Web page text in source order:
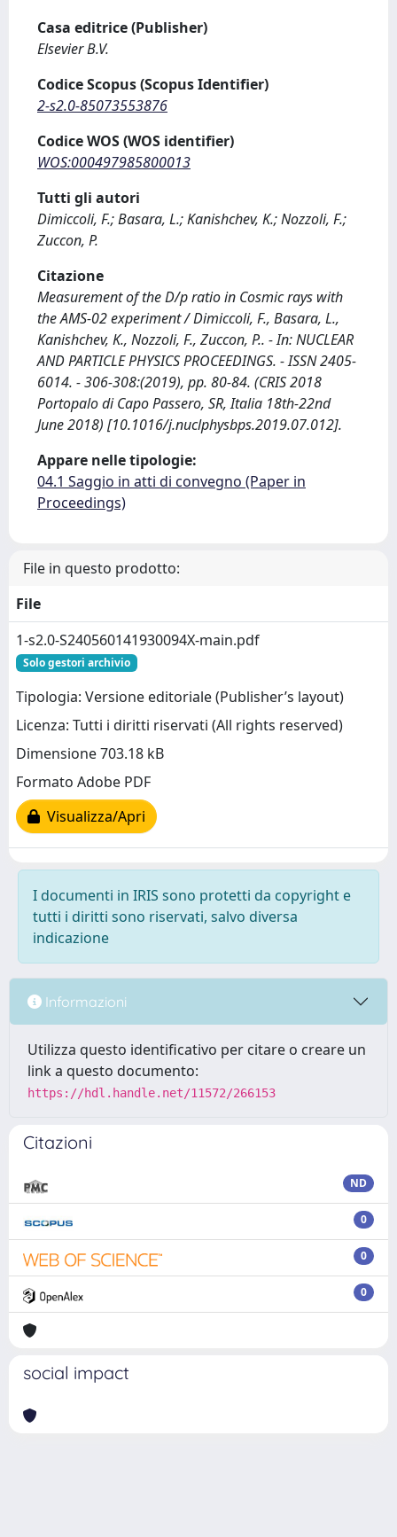
Casa editrice (Publisher)
Elsevier B.V.
Codice Scopus (Scopus Identifier)
2-s2.0-85073553876
Codice WOS (WOS identifier)
WOS:000497985800013
Tutti gli autori
Dimiccoli, F.; Basara, L.; Kanishchev, K.; Nozzoli, F.;
Zuccon, P.
Citazione
Measurement of the D/p ratio in Cosmic rays with
the AMS-02 experiment / Dimiccoli, F., Basara, L.,
Kanishchev, K., Nozzoli, F., Zuccon, P.. - In: NUCLEAR
AND PARTICLE PHYSICS PROCEEDINGS. - ISSN 2405-
6014. - 306-308:(2019), pp. 80-84. (CRIS 2018
Portopalo di Capo Passero, SR, Italia 18th-22nd
June 2018) [10.1016/j.nuclphysbps.2019.07.012].
Appare nelle tipologie:
04.1 Saggio in atti di convegno (Paper in
Proceedings)
File in questo prodotto:
File
1-s2.0-S240560141930094X-main.pdf
Solo gestori archivio
Tipologia: Versione editoriale (Publisher’s layout)
Licenza: Tutti i diritti riservati (All rights reserved)
Dimensione 703.18 kB
Formato Adobe PDF
Visualizza/Apri
I documenti in IRIS sono protetti da copyright e
tutti i diritti sono riservati, salvo diversa
indicazione
Informazioni
Utilizza questo identificativo per citare o creare un
link a questo documento:
https://hdl.handle.net/11572/266153
Citazioni
ND
0
0
0
social impact